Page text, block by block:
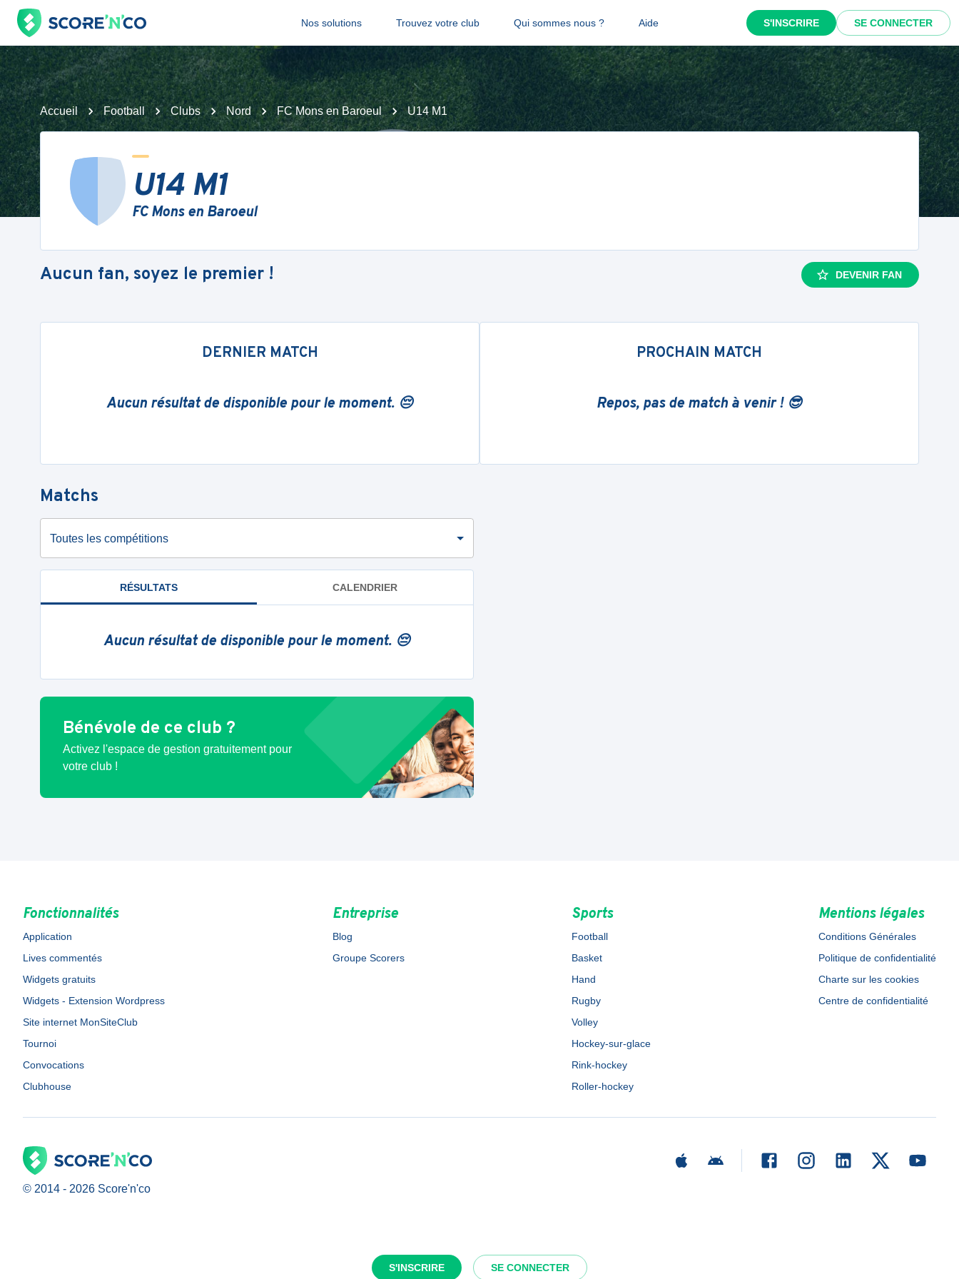
Nos solutions Trouvez votre club Qui sommes nous ? Aide S'INSCRIRE SE CONNECTER
S'INSCRIRE SE CONNECTER
Accueil Football Clubs Nord FC Mons en Baroeul U14 M1
U14 M1
FC Mons en Baroeul
Aucun fan, soyez le premier ! DEVENIR FAN
DERNIER MATCH
Aucun résultat de disponible pour le moment. 😔
PROCHAIN MATCH
Repos, pas de match à venir ! 😎
Matchs
Toutes les compétitions
RÉSULTATS CALENDRIER
Aucun résultat de disponible pour le moment. 😔
Bénévole de ce club ?
Activez l'espace de gestion gratuitement pour
votre club !
Fonctionnalités
Application
Lives commentés
Widgets gratuits
Widgets - Extension Wordpress
Site internet MonSiteClub
Tournoi
Convocations
Clubhouse
Entreprise
Blog
Groupe Scorers
Sports
Football
Basket
Hand
Rugby
Volley
Hockey-sur-glace
Rink-hockey
Roller-hockey
Mentions légales
Conditions Générales
Politique de confidentialité
Charte sur les cookies
Centre de confidentialité
© 2014 - 2026 Score'n'co